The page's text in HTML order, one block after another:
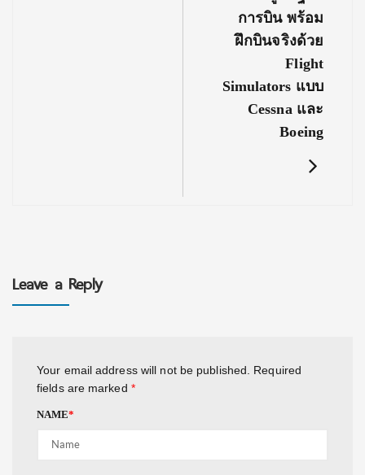
การบิน พร้อม
ฝึกบินจริงด้วย
Flight
Simulators แบบ
Cessna และ
Boeing
Leave a Reply
Your email address will not be published.
Required
fields are marked *
NAME*